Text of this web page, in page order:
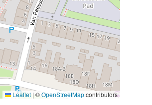
Leaflet | ©OpenStreetMapcontributors